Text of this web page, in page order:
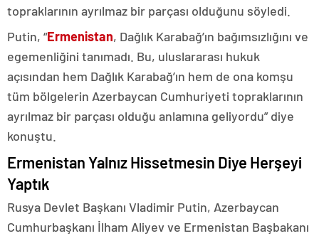
topraklarının ayrılmaz bir parçası olduğunu söyledi.
Putin, “Ermenistan, Dağlık Karabağ’ın bağımsızlığını ve
egemenliğini tanımadı. Bu, uluslararası hukuk
açısından hem Dağlık Karabağ’ın hem de ona komşu
tüm bölgelerin Azerbaycan Cumhuriyeti topraklarının
ayrılmaz bir parçası olduğu anlamına geliyordu” diye
konuştu.
Ermenistan Yalnız Hissetmesin Diye Herşeyi
Yaptık
Rusya Devlet Başkanı Vladimir Putin, Azerbaycan
Cumhurbaşkanı İlham Aliyev ve Ermenistan Başbakanı